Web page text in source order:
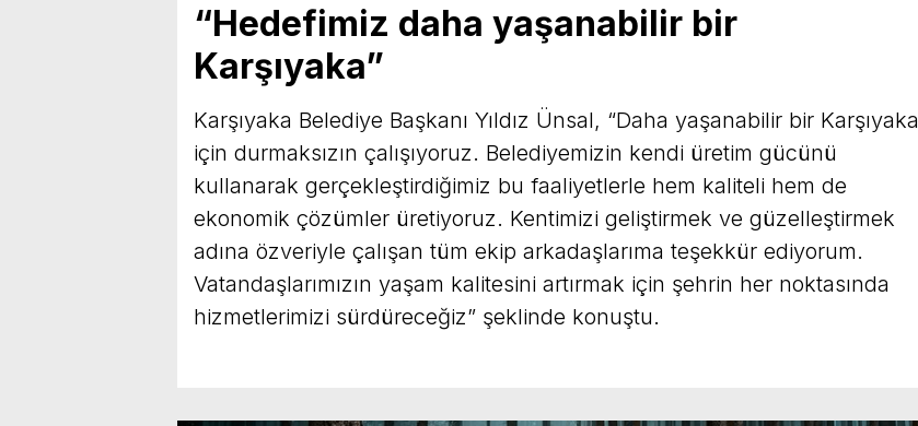
“Hedefimiz daha yaşanabilir bir
Karşıyaka”
Karşıyaka Belediye Başkanı Yıldız Ünsal, “Daha yaşanabilir bir Karşıyaka
için durmaksızın çalışıyoruz. Belediyemizin kendi üretim gücünü
kullanarak gerçekleştirdiğimiz bu faaliyetlerle hem kaliteli hem de
ekonomik çözümler üretiyoruz. Kentimizi geliştirmek ve güzelleştirmek
adına özveriyle çalışan tüm ekip arkadaşlarıma teşekkür ediyorum.
Vatandaşlarımızın yaşam kalitesini artırmak için şehrin her noktasında
hizmetlerimizi sürdüreceğiz” şeklinde konuştu.